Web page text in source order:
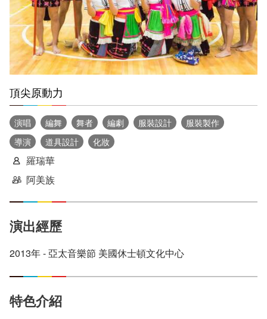
頂尖原動力
演唱 編舞 舞者 編劇 服裝設計
服裝製作
導演
道具設計 化妝
羅瑞華
阿美族
演出經歷
2013年 - 亞太音樂節 美國休士頓文化中心
特色介紹